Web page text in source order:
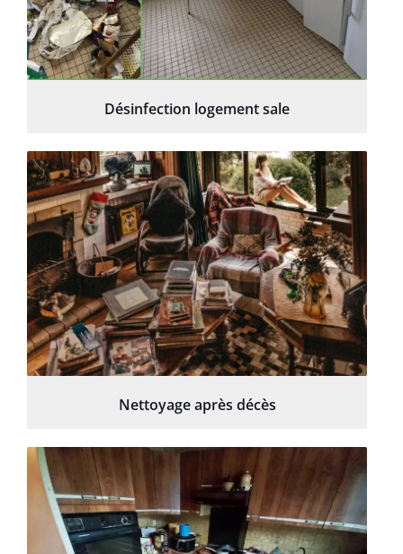
Désinfection logement sale
Nettoyage après décès